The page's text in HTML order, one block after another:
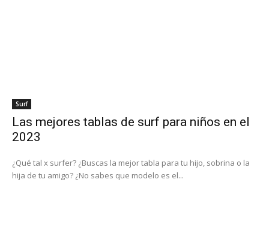
Surf
Las mejores tablas de surf para niños en el
2023
¿Qué tal x surfer? ¿Buscas la mejor tabla para tu hijo, sobrina o la
hija de tu amigo? ¿No sabes que modelo es el...